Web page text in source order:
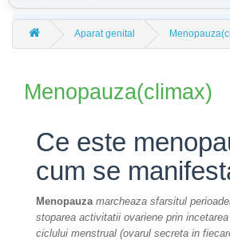
Aparat genital
Menopauza(climax)
Ce este
cum se
Menopauza marcheaza sfarsitul
stoparea activitatii ovariene prin
ciclului menstrual (ovarul secreta in